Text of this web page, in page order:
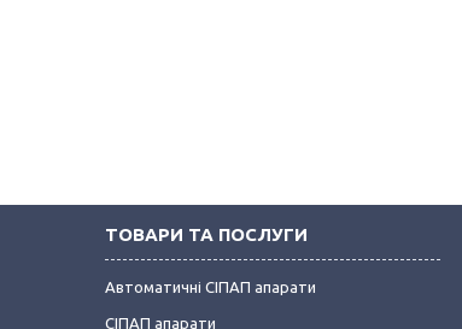
ТОВАРИ ТА ПОСЛУГИ
Автоматичні СІПАП апарати
СІПАП апарати